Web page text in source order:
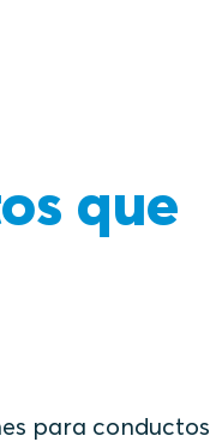
que
para conductos